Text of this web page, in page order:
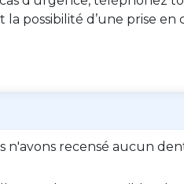
la possibilité d’une prise en
n'avons recensé aucun